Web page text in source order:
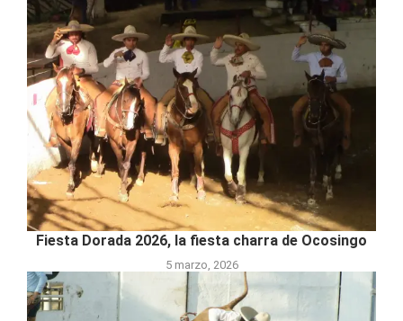
Fiesta Dorada 2026, la fiesta charra de Ocosingo
5 marzo, 2026